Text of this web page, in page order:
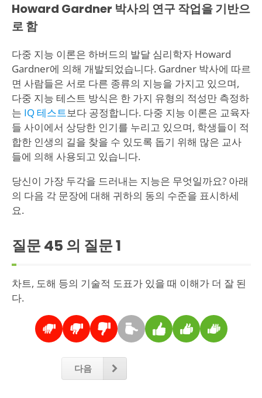
Howard Gardner 박사의 연구 작업을 기반으
로 함
다중 지능 이론은 하버드의 발달 심리학자 Howard
Gardner에 의해 개발되었습니다. Gardner 박사에 따르
면 사람들은 서로 다른 종류의 지능을 가지고 있으며,
다중 지능 테스트 방식은 한 가지 유형의 적성만 측정하
는 IQ 테스트보다 공정합니다. 다중 지능 이론은 교육자
들 사이에서 상당한 인기를 누리고 있으며, 학생들이 적
합한 인생의 길을 찾을 수 있도록 돕기 위해 많은 교사
들에 의해 사용되고 있습니다.
당신이 가장 두각을 드러내는 지능은 무엇일까요? 아래
의 다음 각 문장에 대해 귀하의 동의 수준을 표시하세
요.
질문 45 의 질문1
차트, 도해 등의 기술적 도표가 있을 때 이해가 더 잘 된
다.
다음